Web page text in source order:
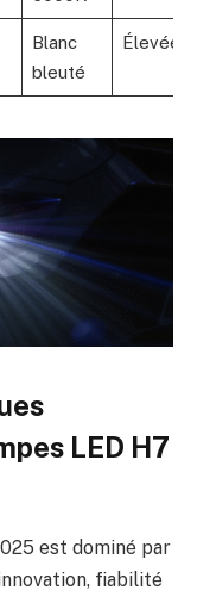
Blanc
bleuté
Élevée
LED H7
est dominé par
fiabilité